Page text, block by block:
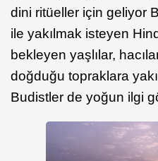
dini ritüeller için geliyor
ile yakılmak isteyen
bekleyen yaşlılar,
doğduğu topraklara
Budistler de yoğun ilgi